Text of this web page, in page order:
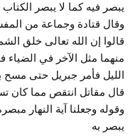
يبصر فيه كما لا يبصر
وقال قتادة وجماعة من
قالوا إن الله تعالى خلق
منهما مثل الآخر في الضياء
الليل فأمر جبريل حتى مسح
قال مقاتل انتقص مما كان
وقوله وجعلنا آية النهار
يبصر به